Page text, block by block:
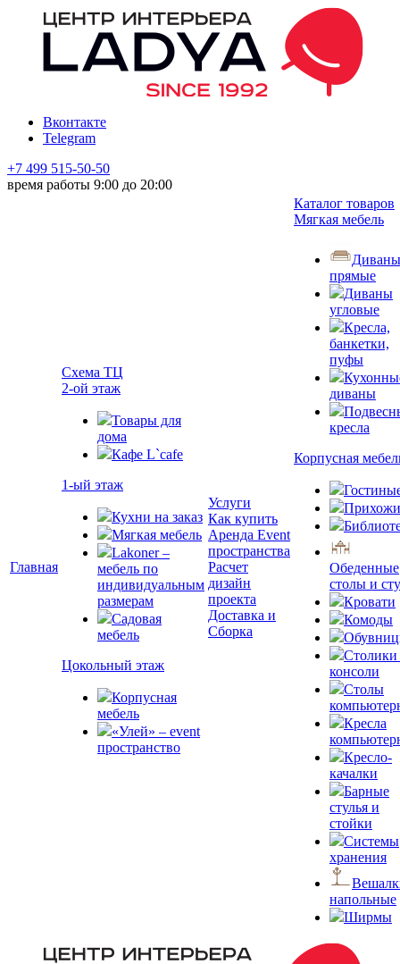
Вконтакте
Telegram
+7 499 515-50-50
время работы 9:00 до 20:00
Главная
Схема ТЦ
2-ой этаж
Товары для
дома
Кафе L`cafe
1-ый этаж
Кухни на заказ
Мягкая мебель
Lakoner –
мебель по
индивидуальным
размерам
Садовая
мебель
Цокольный этаж
Корпусная
мебель
«Улей» – event
пространство
Услуги
Как купить
Аренда Event
пространства
Расчет
дизайн
проекта
Доставка и
Сборка
Каталог товаров
Мягкая мебель
Диваны
прямые
Диваны
угловые
Кресла,
банкетки,
пуфы
диваны
кресла
Корпусная
Обеденные
столы и
Кровати
Комоды
Столики
консоли
Столы
Кресла
Кресло-
качалки
Барные
стулья и
стойки
Системы
хранения
напольные
Ширмы